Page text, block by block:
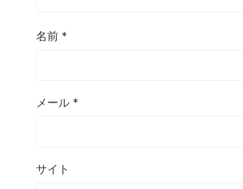
名前 *
メール *
サイト